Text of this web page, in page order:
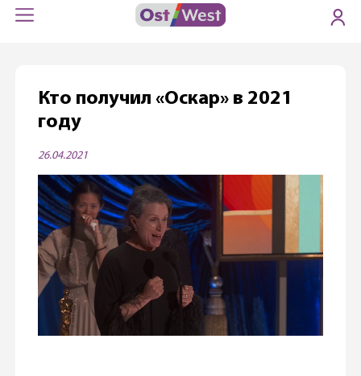
Кто получил «Оскар» в 2021
году
26.04.2021